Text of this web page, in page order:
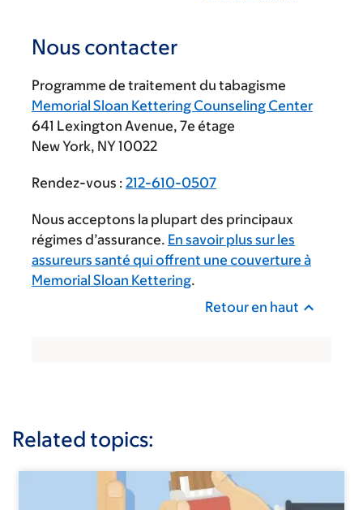
Nous contacter
Programme de traitement du tabagisme
Memorial Sloan Kettering Counseling Center
641 Lexington Avenue, 7e étage
New York, NY 10022
Rendez-vous : 212-610-0507
Nous acceptons la plupart des principaux
régimes d’assurance. En savoir plus sur les
assureurs santé qui offrent une couverture à
Memorial Sloan Kettering.
Retour en haut
Related topics: